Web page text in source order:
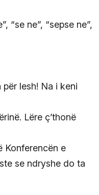
“se ne”, “sepse ne”,
lesh! Na i keni
Lëre ç’thonë
Konferencën e
se ndryshe do ta